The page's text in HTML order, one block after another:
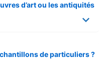
d’art ou les antiquités
de particuliers ?